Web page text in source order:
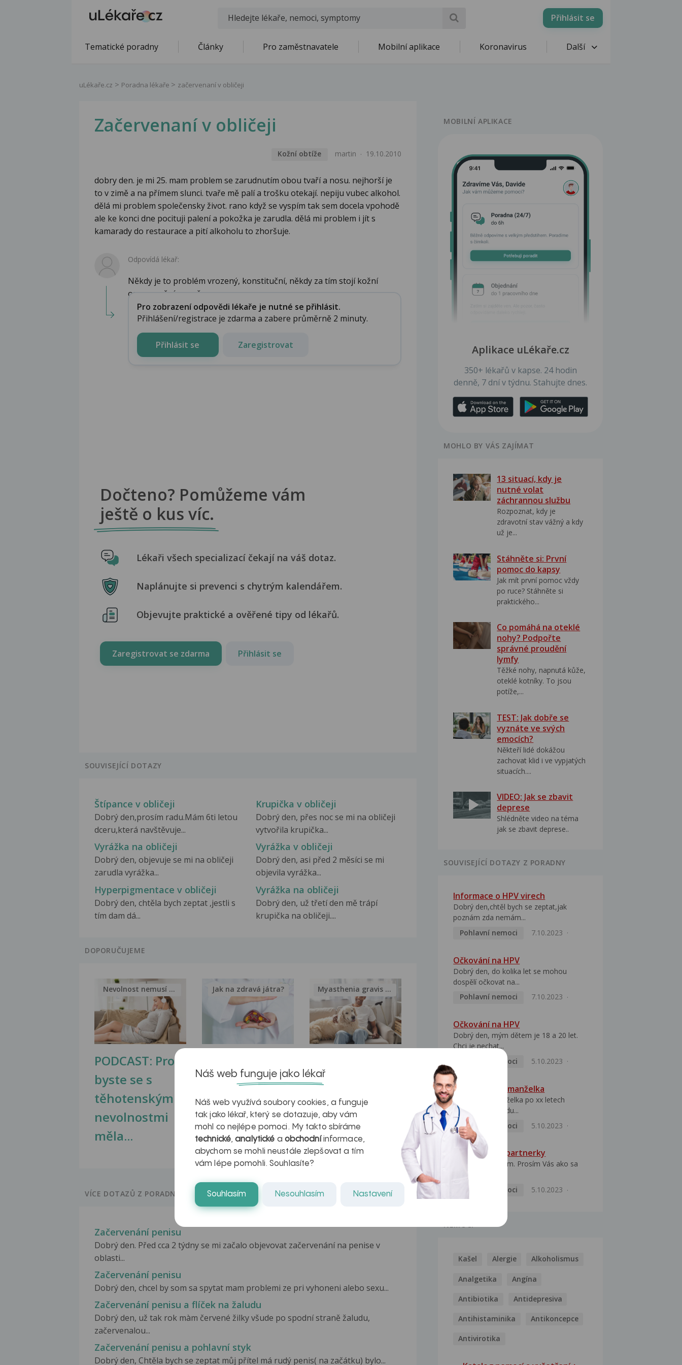
Přihlásit se
Tematické poradny Články Pro zaměstnavatele Mobilní aplikace Koronavirus Další
uLékaře.cz Poradna lékaře začervenaní v obličeji
Začervenaní v obličeji
Kožní obtíže martin 19.10.2010
dobry den. je mi 25. mam problem se zarudnutím obou tvaří a nosu. nejhorší je
to v zimě a na přímem slunci. tvaře mě palí a trošku otekají. nepiju vubec alkohol.
dělá mi problem společensky život. rano když se vyspím tak sem docela vpohodě
ale ke konci dne pocituji palení a pokožka je zarudla. dělá mi problem i jít s
kamarady do restaurace a pití alkoholu to zhoršuje.
Odpovídá lékař:
Někdy je to problém vrozený, konstituční, někdy za tím stojí kožní
onemocnění - např. r...
Pro zobrazení odpovědi lékaře je nutné se přihlásit.
Přihlášení/registrace je zdarma a zabere průměrně 2 minuty.
Přihlásit se Zaregistrovat
Dočteno? Pomůžeme vám
ještě o kus víc.
Lékaři všech specializací čekají na váš dotaz.
Naplánujte si prevenci s chytrým kalendářem.
Objevujte praktické a ověřené tipy od lékařů.
Zaregistrovat se zdarma Přihlásit se
SOUVISEJÍCÍ DOTAZY
Štípance v obličeji
Dobrý den,prosím radu.Mám 6ti letou
dceru,která navštěvuje...
Krupička v obličeji
Dobrý den, přes noc se mi na obličeji
vytvořila krupička...
Vyrážka na obličeji
Dobrý den, objevuje se mi na obličeji
zarudla vyrážka...
Vyrážka v obličeji
Dobrý den, asi před 2 měsíci se mi
objevila vyrážka...
Hyperpigmentace v obličeji
Dobrý den, chtěla bych zeptat ,jestli s
tím dam dá...
Vyrážka na obličeji
Dobrý den, už třetí den mě trápí
krupička na obličeji....
DOPORUČUJEME
PODCAST: Proč
byste se s
těhotenskými
nevolnostmi
měla...
Nevolnost nemusí být nutnou...
jater v datech a
obrazech
Jak na zdravá játra?
léčba
myastenie –
naděje pro ty,
kteří ji...
Myasthenia gravis – vše, co...
VÍCE DOTAZŮ Z PORADNY
Začervenání penisu
Dobrý den. Před cca 2 týdny se mi začalo objevovat začervenání na penise v
oblasti...
Začervenání penisu
Dobrý den, chcel by som sa spytat mam problemi ze pri vyhoneni alebo sexu...
Začervenání penisu a flíček na žaludu
Dobrý den, už tak rok màm červené žilky všude po spodní straně žaludu,
začervenalou...
Začervenání penisu a pohlavní styk
Dobrý den, Chtěla bych se zeptat můj přítel má rudý penis( na začátku) bylo...
MOBILNÍ APLIKACE
Aplikace uLékaře.cz
350+ lékařů v kapse. 24 hodin
denně, 7 dní v týdnu. Stahujte dnes.
MOHLO BY VÁS ZAJÍMAT
13 situací, kdy je
nutné volat
záchrannou službu
Rozpoznat, kdy je
zdravotní stav vážný a kdy
už je...
Stáhněte si: První
pomoc do kapsy
Jak mít první pomoc vždy
po ruce? Stáhněte si
praktického...
Co pomáhá na oteklé
nohy? Podpořte
správné proudění
lymfy
Těžké nohy, napnutá kůže,
oteklé kotníky. To jsou
potíže,...
TEST: Jak dobře se
vyznáte ve svých
emocích?
Někteří lidé dokážou
zachovat klid i ve vypjatých
situacích....
VIDEO: Jak se zbavit
deprese
Shlédněte video na téma
jak se zbavit deprese..
SOUVISEJÍCÍ DOTAZY Z PORADNY
Informace o HPV virech
Dobrý den,chtěl bych se zeptat,jak
poznám zda nemám...
Pohlavní nemoci
7.10.2023
Očkování na HPV
Dobrý den, do kolika let se mohou
dospělí očkovat na...
Pohlavní nemoci
7.10.2023
Očkování na HPV
Dobrý den, mým dětem je 18 a 20 let.
Chci je nechat...
Pohlavní nemoci
5.10.2023
HPV pozitivní manželka
Dobrý den, manželka po xx letech
přivezla z Východu...
Pohlavní nemoci
5.10.2023
HPV typ 52 u partnerky
Dobrý deň prajem. Prosím Vás ako sa
Pohlavní nemoci
5.10.2023
NEMOCI
Kašel Alergie Alkoholismus
Analgetika Angína
Antibiotika Antidepresiva
Antihistaminika Antikoncepce
Antivirotika
Náš web funguje jako lékař
Náš web využívá soubory cookies, a funguje
tak jako lékař, který se dotazuje, aby vám
mohl co nejlépe pomoci. My takto sbíráme
technické,analytické a obchodníinformace,
abychom se mohli neustále zlepšovat a tím
vám lépe pomohli. Souhlasíte?
Souhlasím Nesouhlasím Nastavení